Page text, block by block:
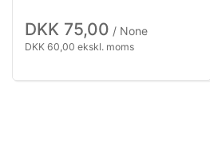
DKK 75,00 / None
DKK 60,00 ekskl. moms